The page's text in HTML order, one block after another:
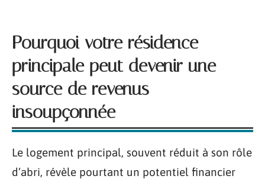
Pourquoi votre résidence
principale peut devenir une
source de revenus
insoupçonnée
Le logement principal, souvent réduit à son rôle
d’abri, révèle pourtant un potentiel financier